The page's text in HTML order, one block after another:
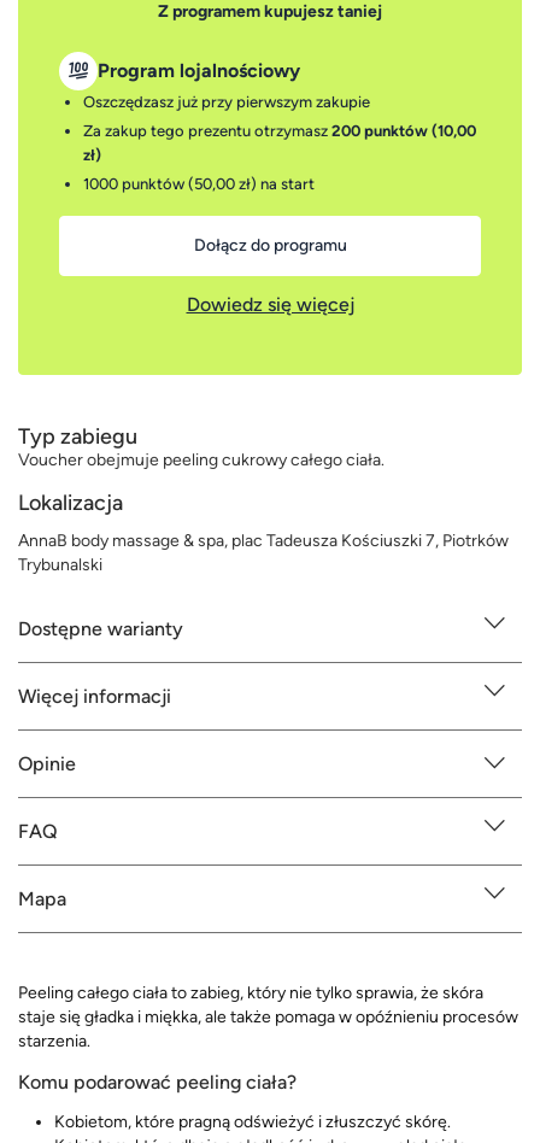
Z programem kupujesz taniej
Program lojalnościowy
Oszczędzasz już przy pierwszym zakupie
Za zakup tego prezentu otrzymasz 200 punktów (10,00
zł)
1000 punktów (50,00 zł) na start
Dołącz do programu
Dowiedz się więcej
Typ zabiegu
Voucher obejmuje peeling cukrowy całego ciała.
Lokalizacja
AnnaB body massage & spa, plac Tadeusza Kościuszki 7, Piotrków
Trybunalski
Dostępne warianty
Więcej informacji
Opinie
FAQ
Mapa
Peeling całego ciała to zabieg, który nie tylko sprawia, że skóra
staje się gładka i miękka, ale także pomaga w opóźnieniu procesów
starzenia.
Komu podarować peeling ciała?
Kobietom, które pragną odświeżyć i złuszczyć skórę.